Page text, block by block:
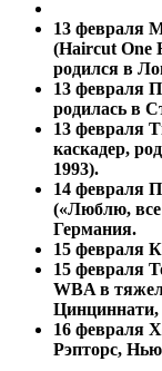
13 февраля
(Haircut One
родился в
13 февраля
родилась в
13 февраля
каскадер,
1993).
14 февраля
(«Люблю, все
Германия.
15 февраля
15 февраля
WBA в
16 февраля
Рэпторс,